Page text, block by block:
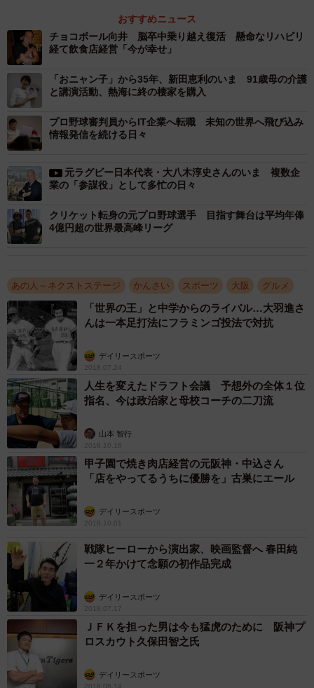
3/5
WBO世界ミニマム王座の初防衛に成功＝2018年3月18日、神戸ポートピ
アホテル大輪田の間
ゼロから社会人生活を送ろうとしていた時、長谷川さん
が自身のＳＮＳに、山中さんの顔がおにぎりに似ていると
して「おにぎりマン」と称し投稿。山中さんの後援者で飲
おにぎり店をしないか」と“スカウト”した。料理の知識も経
験もないまま、料理人養成学校に通い「だしの取り方から
学びました」と修行。今では具材２３種類を自身で調理す
る。
おにぎりは「母が作ってくれた塩むすびが思い出」。女
手一つで山中さんをはじめ６人のきょうだいを育ててくれ
た母・理恵さん（４８）の愛情あふれる味が原点となって
いる。
おすすめニュース
チョコボール向井 脳卒中乗り越え復活 懸命なリハビリ
経て飲食店経営「今が幸せ」
「おニャン子」から35年、新田恵利のいま 91歳母の介護
と講演活動、熱海に終の棲家を購入
プロ野球審判員からIT企業へ転職 未知の世界へ飛び込み
情報発信を続ける日々
元ラグビー日本代表・大八木淳史さんのいま 複数企
業の「参謀役」として多忙の日々
クリケット転身の元プロ野球選手 目指す舞台は平均年俸
4億円超の世界最高峰リーグ
あの人～ネクストステージ かんさい スポーツ 大阪 グルメ
「世界の王」と中学からのライバル…大羽進さ
んは一本足打法にフラミンゴ投法で対抗
デイリースポーツ
2018.07.24
人生を変えたドラフト会議 予想外の全体１位
指名、今は政治家と母校コーチの二刀流
山本 智行
2018.10.16
甲子園で焼き肉店経営の元阪神・中込さん
「店をやってるうちに優勝を」古巣にエール
デイリースポーツ
2018.10.01
戦隊ヒーローから演出家、映画監督へ 春田純
一２年かけて念願の初作品完成
デイリースポーツ
2018.07.17
ＪＦＫを担った男は今も猛虎のために 阪神プ
ロスカウト久保田智之氏
デイリースポーツ
2018.08.14